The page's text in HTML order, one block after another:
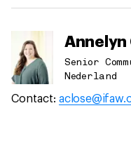
Annelyn
Senior
Nederland
Contact: